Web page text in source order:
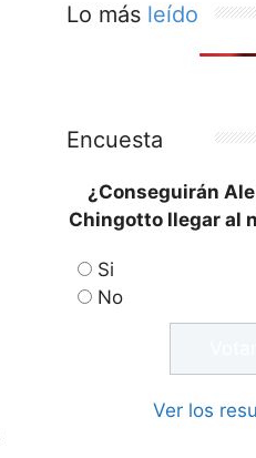
Lo más leído
Encuesta
¿Conseguirán
Chingotto llegar al
Si
No
Ver los